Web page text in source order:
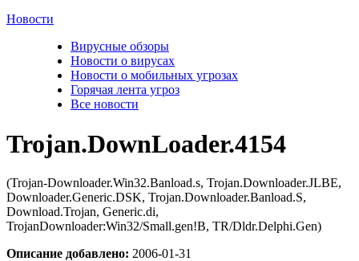
Новости
Вирусные обзоры
Новости о вирусах
Новости о мобильных угрозах
Горячая лента угроз
Все новости
Trojan.DownLoader.4154
(Trojan-Downloader.Win32.Banload.s, Trojan.Downloader.JLBE,
Downloader.Generic.DSK, Trojan.Downloader.Banload.S,
Download.Trojan, Generic.di,
TrojanDownloader:Win32/Small.gen!B, TR/Dldr.Delphi.Gen)
Описание добавлено: 2006-01-31